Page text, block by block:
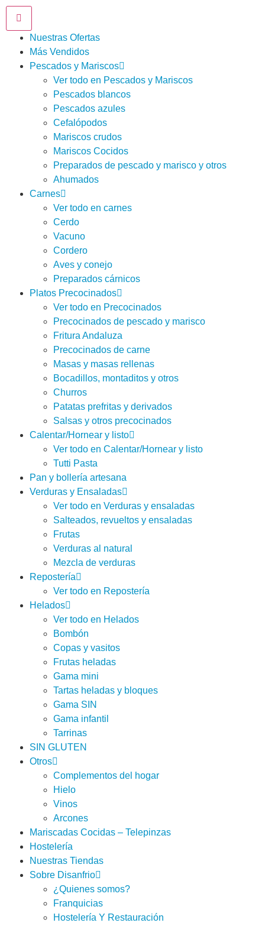
Nuestras Ofertas
Más Vendidos
Pescados y Mariscos
Ver todo en Pescados y Mariscos
Pescados blancos
Pescados azules
Cefalópodos
Mariscos crudos
Mariscos Cocidos
Preparados de pescado y marisco y otros
Ahumados
Carnes
Ver todo en carnes
Cerdo
Vacuno
Cordero
Aves y conejo
Preparados cárnicos
Platos Precocinados
Ver todo en Precocinados
Precocinados de pescado y marisco
Fritura Andaluza
Precocinados de carne
Masas y masas rellenas
Bocadillos, montaditos y otros
Churros
Patatas prefritas y derivados
Salsas y otros precocinados
Calentar/Hornear y listo
Ver todo en Calentar/Hornear y listo
Tutti Pasta
Pan y bollería artesana
Verduras y Ensaladas
Ver todo en Verduras y ensaladas
Salteados, revueltos y ensaladas
Frutas
Verduras al natural
Mezcla de verduras
Repostería
Ver todo en Repostería
Helados
Ver todo en Helados
Bombón
Copas y vasitos
Frutas heladas
Gama mini
Tartas heladas y bloques
Gama SIN
Gama infantil
Tarrinas
SIN GLUTEN
Otros
Complementos del hogar
Hielo
Vinos
Arcones
Mariscadas Cocidas – Telepinzas
Hostelería
Nuestras Tiendas
Sobre Disanfrio
¿Quienes somos?
Franquicias
Hostelería Y Restauración